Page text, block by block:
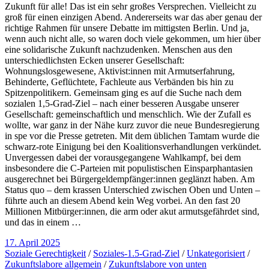
Zukunft für alle! Das ist ein sehr großes Versprechen. Vielleicht zu
groß für einen einzigen Abend. Andererseits war das aber genau der
richtige Rahmen für unsere Debatte im mittigsten Berlin. Und ja,
wenn auch nicht alle, so waren doch viele gekommen, um hier über
eine solidarische Zukunft nachzudenken. Menschen aus den
unterschiedlichsten Ecken unserer Gesellschaft:
Wohnungslosgewesene, Aktivist:innen mit Armutserfahrung,
Behinderte, Geflüchtete, Fachleute aus Verbänden bis hin zu
Spitzenpolitikern. Gemeinsam ging es auf die Suche nach dem
sozialen 1,5-Grad-Ziel – nach einer besseren Ausgabe unserer
Gesellschaft: gemeinschaftlich und menschlich. Wie der Zufall es
wollte, war ganz in der Nähe kurz zuvor die neue Bundesregierung
in spe vor die Presse getreten. Mit dem üblichen Tamtam wurde die
schwarz-rote Einigung bei den Koalitionsverhandlungen verkündet.
Unvergessen dabei der vorausgegangene Wahlkampf, bei dem
insbesondere die C-Parteien mit populistischen Einsparphantasien
ausgerechnet bei Bürgergeldempfänger:innen geglänzt haben. Am
Status quo – dem krassen Unterschied zwischen Oben und Unten –
führte auch an diesem Abend kein Weg vorbei. An den fast 20
Millionen Mitbürger:innen, die arm oder akut armutsgefährdet sind,
und das in einem …
17. April 2025
Soziale Gerechtigkeit / Soziales-1.5-Grad-Ziel /Unkategorisiert /
Zukunftslabore allgemein / Zukunftslabore von unten